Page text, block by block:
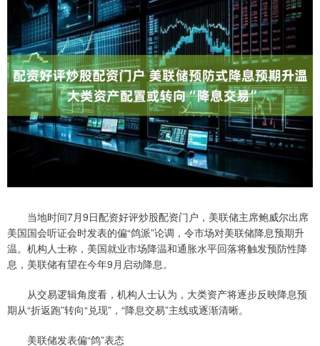
当地时间7月9日配资好评炒股配资门户，美联储主席鲍威尔出席
美国国会听证会时发表的偏“鸽派”论调，令市场对美联储降息预期升
温。机构人士称，美国就业市场降温和通胀水平回落将触发预防性降
息，美联储有望在今年9月启动降息。
从交易逻辑角度看，机构人士认为，大类资产将逐步反映降息预
期从“折返跑”转向“兑现”，“降息交易”主线或逐渐清晰。
美联储发表偏“鸽”表态